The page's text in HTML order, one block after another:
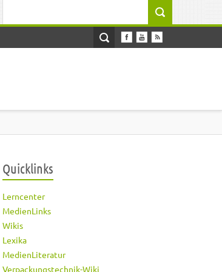
Quicklinks
Lerncenter
MedienLinks
Wikis
Lexika
MedienLiteratur
Verpackungstechnik-Wiki